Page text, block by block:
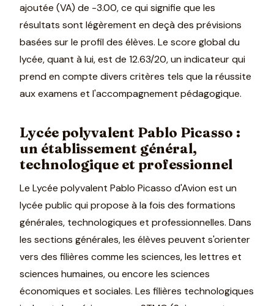
ajoutée (VA) de -3.00, ce qui signifie que les
résultats sont légèrement en deçà des prévisions
basées sur le profil des élèves. Le score global du
lycée, quant à lui, est de 12.63/20, un indicateur qui
prend en compte divers critères tels que la réussite
aux examens et l'accompagnement pédagogique.
Lycée polyvalent Pablo Picasso :
un établissement général,
technologique et professionnel
Le Lycée polyvalent Pablo Picasso d'Avion est un
lycée public qui propose à la fois des formations
générales, technologiques et professionnelles. Dans
les sections générales, les élèves peuvent s'orienter
vers des filières comme les sciences, les lettres et
sciences humaines, ou encore les sciences
économiques et sociales. Les filières technologiques